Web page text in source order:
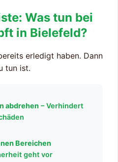
Was tun bei
in Bielefeld?
erledigt haben. Dann
tun ist.
abdrehen – Verhindert
Bereichen
geht vor